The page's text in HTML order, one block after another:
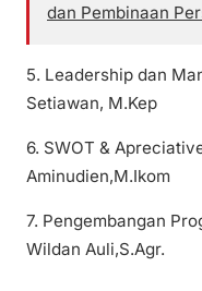
dan Pembinaan
5. Leadership dan
Setiawan, M.Kep
6. SWOT &
Aminudien,M.Ikom
7. Pengembangan
Wildan Auli,S.Agr.